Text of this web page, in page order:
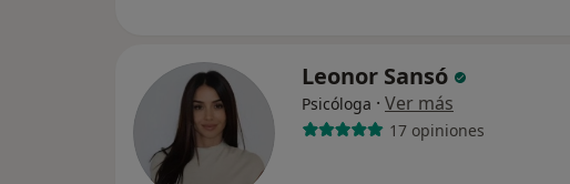
Leonor Sansó
Psicóloga · Ver más
17 opiniones